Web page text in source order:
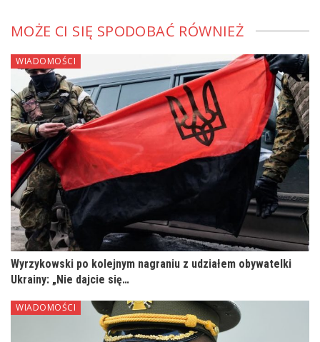
MOŻE CI SIĘ SPODOBAĆ RÓWNIEŻ
WIADOMOŚCI
Wyrzykowski po kolejnym nagraniu z udziałem obywatelki
Ukrainy: „Nie dajcie się…
WIADOMOŚCI